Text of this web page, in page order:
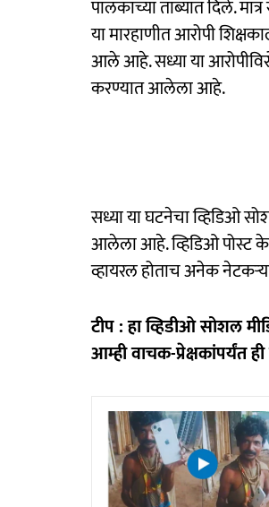
पालकांच्या ताब्यात दिले.
या मारहाणीत आरोपी
आले आहे. सध्या या
करण्यात आलेला आहे.
सध्या या घटनेचा व्हिडिओ
आलेला आहे. व्हिडिओ पोस्ट
व्हायरल होताच अनेक
टीप : हा व्हिडीओ सोशल
आम्ही वाचक-प्रेक्षकांपर्यंत